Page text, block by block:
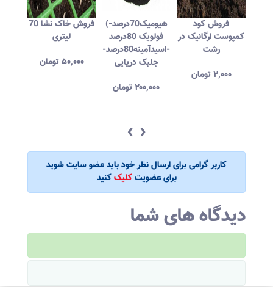
فروش خاک نشا 70
لیتری
۵۰,۰۰۰تومان
(هیومیک70درصد-
فولویک 80درصد
-اسیدآمینه80درصد-
جلبک دریایی
۲۰۰,۰۰۰تومان
فروش کود
کمپوست ارگانیک در
رشت
۲,۰۰۰ تومان
‹ ›
کاربر گرامی برای ارسال نظر خود باید عضو سایت شوید
برای عضویتکلیککنید
دیدگاه های شما